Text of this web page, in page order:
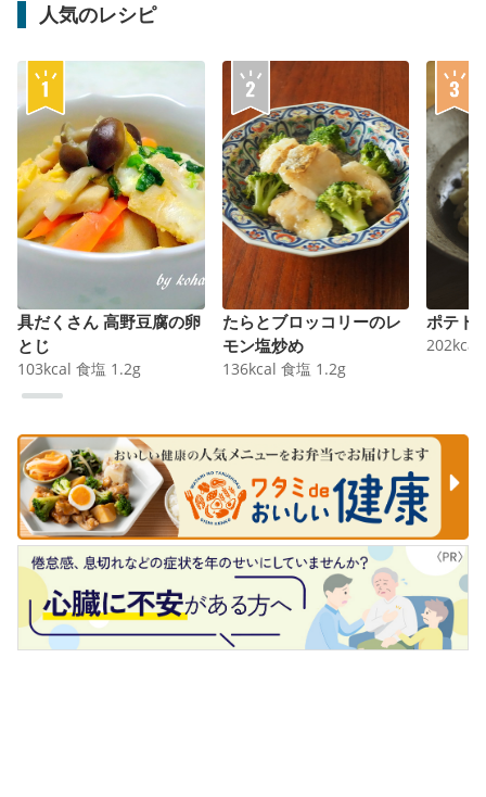
人気のレシピ
具だくさん 高野豆腐の卵
とじ
103kcal 食塩 1.2g
たらとブロッコリーのレ
モン塩炒め
136kcal 食塩 1.2g
ポテト
202kcal